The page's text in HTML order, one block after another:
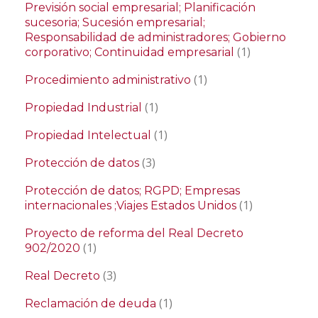
Previsión social empresarial; Planificación
sucesoria; Sucesión empresarial;
Responsabilidad de administradores; Gobierno
corporativo; Continuidad empresarial (1)
Procedimiento administrativo (1)
Propiedad Industrial (1)
Propiedad Intelectual (1)
Protección de datos (3)
Protección de datos; RGPD; Empresas
internacionales ;Viajes Estados Unidos (1)
Proyecto de reforma del Real Decreto
902/2020 (1)
Real Decreto (3)
Reclamación de deuda (1)